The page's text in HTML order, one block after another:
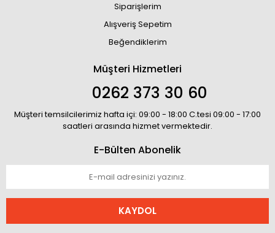
Siparişlerim
Alışveriş Sepetim
Beğendiklerim
Müşteri Hizmetleri
0262 373 30 60
Müşteri temsilcilerimiz hafta içi: 09:00 - 18:00 C.tesi 09:00 - 17:00
saatleri arasında hizmet vermektedir.
E-Bülten Abonelik
KAYDOL